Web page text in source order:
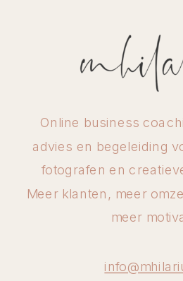
Online business
advies en begeleiding
fotografen en
Meer klanten, meer
meer